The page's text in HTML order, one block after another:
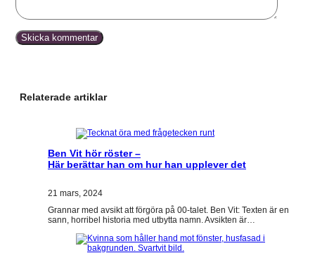
Relaterade artiklar
Ben Vit hör röster –
Här berättar han om hur han upplever det
21 mars, 2024
Grannar med avsikt att förgöra på 00-talet. Ben Vit: Texten är en
sann, horribel historia med utbytta namn. Avsikten är…